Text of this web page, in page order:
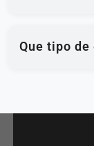
Que tipo